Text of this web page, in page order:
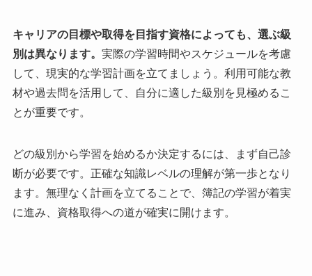
キャリアの目標や取得を目指す資格によっても、選ぶ級
別は異なります。 実際の学習時間やスケジュールを考慮
して、現実的な学習計画を立てましょう。利用可能な教
材や過去問を活用して、自分に適した級別を見極めるこ
とが重要です。
どの級別から学習を始めるか決定するには、まず自己診
断が必要です。正確な知識レベルの理解が第一歩となり
ます。無理なく計画を立てることで、簿記の学習が着実
に進み、資格取得への道が確実に開けます。